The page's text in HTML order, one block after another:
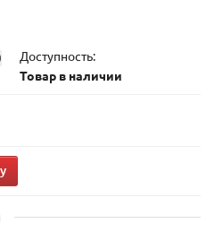
Доступность:
Товар в наличии